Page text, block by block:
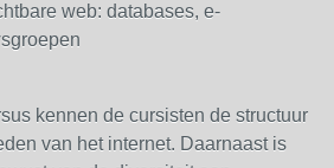
web: databases, e-
kennen de cursisten de structuur
van het internet. Daarnaast is